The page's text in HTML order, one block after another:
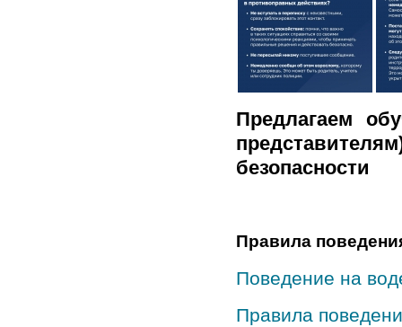
Предлагаем
безопасности
Правила
Поведение на
Правила